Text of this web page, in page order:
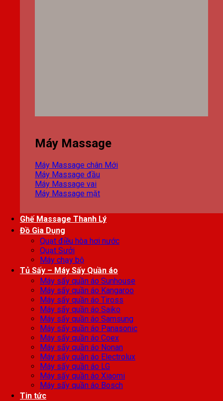
Máy Massage
Máy Massage chân
Máy Massage đầu
Máy Massage vai
Máy Massage mặt
Ghế Massage Thanh Lý
Đồ Gia Dụng
Quạt điều hòa hơi nước
Quạt Sưởi
Máy chạy bộ
Tủ Sấy – Máy Sấy Quần áo
Máy sấy quần áo Sunhouse
Máy sấy quần áo Kangaroo
Máy sấy quần áo Tiross
Máy sấy quần áo Saiko
Máy sấy quần áo Samsung
Máy sấy quần áo Panasonic
Máy sấy quần áo Coex
Máy sấy quần áo Nonan
Máy sấy quần áo Electrolux
Máy sấy quần áo LG
Máy sấy quần áo Xiaomi
Máy sấy quần áo Bosch
Tin tức